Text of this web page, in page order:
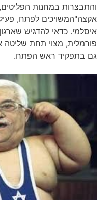
והתבצרות במחנות
אקצה"המשויכים לפתח,
איסלמי. כדאי להדגיש
פורמלית, מצוי תחת שליטה
גם בתפקיד ראש הפתח.